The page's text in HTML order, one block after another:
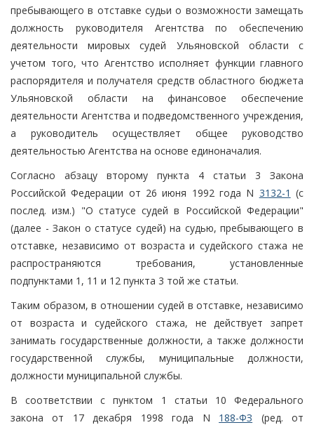
пребывающего в отставке судьи о возможности замещать
должность руководителя Агентства по обеспечению
деятельности мировых судей Ульяновской области с
учетом того, что Агентство исполняет функции главного
распорядителя и получателя средств областного бюджета
Ульяновской области на финансовое обеспечение
деятельности Агентства и подведомственного учреждения,
а руководитель осуществляет общее руководство
деятельностью Агентства на основе единоначалия.
Согласно абзацу второму пункта 4 статьи 3 Закона
Российской Федерации от 26 июня 1992 года N 3132-1 (с
послед. изм.) "О статусе судей в Российской Федерации"
(далее - Закон о статусе судей) на судью, пребывающего в
отставке, независимо от возраста и судейского стажа не
распространяются требования, установленные
подпунктами 1, 11 и 12 пункта 3 той же статьи.
Таким образом, в отношении судей в отставке, независимо
от возраста и судейского стажа, не действует запрет
занимать государственные должности, а также должности
государственной службы, муниципальные должности,
должности муниципальной службы.
В соответствии с пунктом 1 статьи 10 Федерального
закона от 17 декабря 1998 года N 188-ФЗ (ред. от